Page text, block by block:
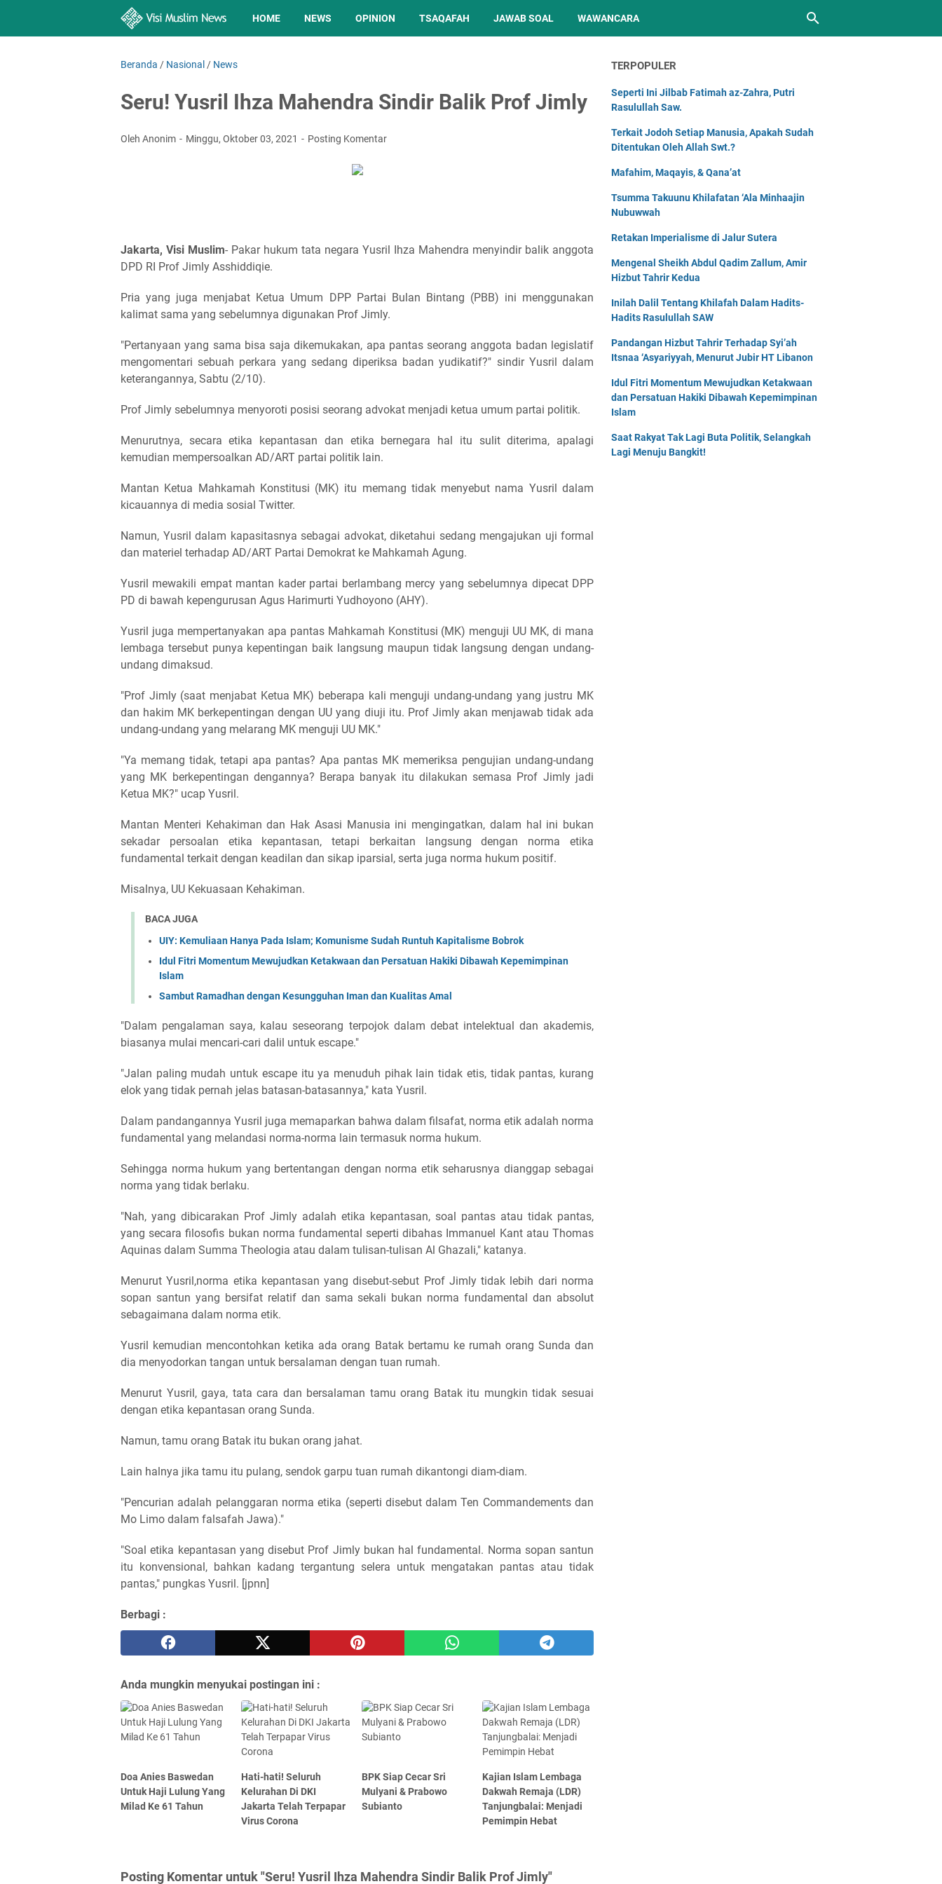
HOME NEWS OPINION TSAQAFAH JAWAB SOAL WAWANCARA
Beranda / Nasional / News
Seru! Yusril Ihza Mahendra Sindir Balik Prof Jimly
Oleh Anonim Minggu, Oktober 03, 2021 Posting Komentar
Jakarta, Visi Muslim- Pakar hukum tata negara Yusril Ihza Mahendra menyindir balik anggota
DPD RI Prof Jimly Asshiddiqie.
Pria yang juga menjabat Ketua Umum DPP Partai Bulan Bintang (PBB) ini menggunakan
kalimat sama yang sebelumnya digunakan Prof Jimly.
"Pertanyaan yang sama bisa saja dikemukakan, apa pantas seorang anggota badan legislatif
mengomentari sebuah perkara yang sedang diperiksa badan yudikatif?" sindir Yusril dalam
keterangannya, Sabtu (2/10).
Prof Jimly sebelumnya menyoroti posisi seorang advokat menjadi ketua umum partai politik.
Menurutnya, secara etika kepantasan dan etika bernegara hal itu sulit diterima, apalagi
kemudian mempersoalkan AD/ART partai politik lain.
Mantan Ketua Mahkamah Konstitusi (MK) itu memang tidak menyebut nama Yusril dalam
kicauannya di media sosial Twitter.
Namun, Yusril dalam kapasitasnya sebagai advokat, diketahui sedang mengajukan uji formal
dan materiel terhadap AD/ART Partai Demokrat ke Mahkamah Agung.
Yusril mewakili empat mantan kader partai berlambang mercy yang sebelumnya dipecat DPP
PD di bawah kepengurusan Agus Harimurti Yudhoyono (AHY).
Yusril juga mempertanyakan apa pantas Mahkamah Konstitusi (MK) menguji UU MK, di mana
lembaga tersebut punya kepentingan baik langsung maupun tidak langsung dengan undang-
undang dimaksud.
"Prof Jimly (saat menjabat Ketua MK) beberapa kali menguji undang-undang yang justru MK
dan hakim MK berkepentingan dengan UU yang diuji itu. Prof Jimly akan menjawab tidak ada
undang-undang yang melarang MK menguji UU MK."
"Ya memang tidak, tetapi apa pantas? Apa pantas MK memeriksa pengujian undang-undang
yang MK berkepentingan dengannya? Berapa banyak itu dilakukan semasa Prof Jimly jadi
Ketua MK?" ucap Yusril.
Mantan Menteri Kehakiman dan Hak Asasi Manusia ini mengingatkan, dalam hal ini bukan
sekadar persoalan etika kepantasan, tetapi berkaitan langsung dengan norma etika
fundamental terkait dengan keadilan dan sikap iparsial, serta juga norma hukum positif.
Misalnya, UU Kekuasaan Kehakiman.
BACA JUGA
UIY: Kemuliaan Hanya Pada Islam; Komunisme Sudah Runtuh Kapitalisme Bobrok
Idul Fitri Momentum Mewujudkan Ketakwaan dan Persatuan Hakiki Dibawah Kepemimpinan
Islam
Sambut Ramadhan dengan Kesungguhan Iman dan Kualitas Amal
"Dalam pengalaman saya, kalau seseorang terpojok dalam debat intelektual dan akademis,
biasanya mulai mencari-cari dalil untuk escape."
"Jalan paling mudah untuk escape itu ya menuduh pihak lain tidak etis, tidak pantas, kurang
elok yang tidak pernah jelas batasan-batasannya," kata Yusril.
Dalam pandangannya Yusril juga memaparkan bahwa dalam filsafat, norma etik adalah norma
fundamental yang melandasi norma-norma lain termasuk norma hukum.
Sehingga norma hukum yang bertentangan dengan norma etik seharusnya dianggap sebagai
norma yang tidak berlaku.
"Nah, yang dibicarakan Prof Jimly adalah etika kepantasan, soal pantas atau tidak pantas,
yang secara filosofis bukan norma fundamental seperti dibahas Immanuel Kant atau Thomas
Aquinas dalam Summa Theologia atau dalam tulisan-tulisan Al Ghazali," katanya.
Menurut Yusril,norma etika kepantasan yang disebut-sebut Prof Jimly tidak lebih dari norma
sopan santun yang bersifat relatif dan sama sekali bukan norma fundamental dan absolut
sebagaimana dalam norma etik.
Yusril kemudian mencontohkan ketika ada orang Batak bertamu ke rumah orang Sunda dan
dia menyodorkan tangan untuk bersalaman dengan tuan rumah.
Menurut Yusril, gaya, tata cara dan bersalaman tamu orang Batak itu mungkin tidak sesuai
dengan etika kepantasan orang Sunda.
Namun, tamu orang Batak itu bukan orang jahat.
Lain halnya jika tamu itu pulang, sendok garpu tuan rumah dikantongi diam-diam.
"Pencurian adalah pelanggaran norma etika (seperti disebut dalam Ten Commandements dan
Mo Limo dalam falsafah Jawa)."
"Soal etika kepantasan yang disebut Prof Jimly bukan hal fundamental. Norma sopan santun
itu konvensional, bahkan kadang tergantung selera untuk mengatakan pantas atau tidak
pantas," pungkas Yusril. [jpnn]
Berbagi :
Anda mungkin menyukai postingan ini :
Doa Anies Baswedan
Untuk Haji Lulung Yang
Milad Ke 61 Tahun
Hati-hati! Seluruh
Kelurahan Di DKI
Jakarta Telah Terpapar
Virus Corona
BPK Siap Cecar Sri
Mulyani & Prabowo
Subianto
Kajian Islam Lembaga
Dakwah Remaja (LDR)
Tanjungbalai: Menjadi
Pemimpin Hebat
Posting Komentar untuk "Seru! Yusril Ihza Mahendra Sindir Balik Prof Jimly"
TERPOPULER
Seperti Ini Jilbab Fatimah az-Zahra, Putri
Rasulullah Saw.
Terkait Jodoh Setiap Manusia, Apakah Sudah
Ditentukan Oleh Allah Swt.?
Mafahim, Maqayis, & Qana’at
Tsumma Takuunu Khilafatan ‘Ala Minhaajin
Nubuwwah
Retakan Imperialisme di Jalur Sutera
Mengenal Sheikh Abdul Qadim Zallum, Amir
Hizbut Tahrir Kedua
Inilah Dalil Tentang Khilafah Dalam Hadits-
Hadits Rasulullah SAW
Pandangan Hizbut Tahrir Terhadap Syi’ah
Itsnaa ‘Asyariyyah, Menurut Jubir HT Libanon
Idul Fitri Momentum Mewujudkan Ketakwaan
dan Persatuan Hakiki Dibawah Kepemimpinan
Islam
Saat Rakyat Tak Lagi Buta Politik, Selangkah
Lagi Menuju Bangkit!